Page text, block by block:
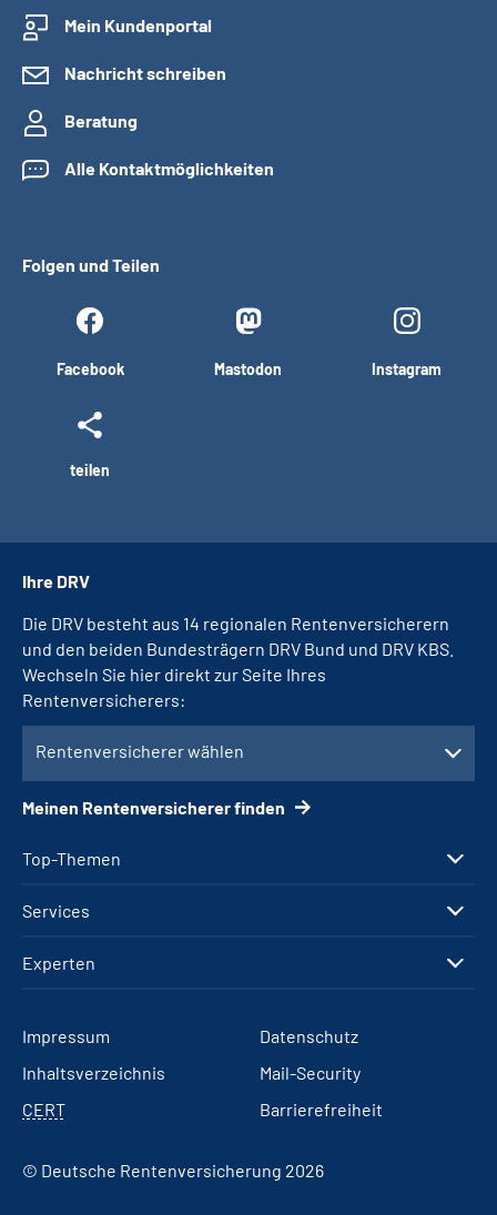
Mein Kundenportal
Nachricht schreiben
Beratung
Alle Kontaktmöglichkeiten
Folgen und Teilen
Facebook Mastodon Instagram
teilen
Top-Themen
Services
Experten
Ihre DRV
Die DRV besteht aus 14 regionalen Rentenversicherern
und den beiden Bundesträgern DRV Bund und DRV KBS.
Wechseln Sie hier direkt zur Seite Ihres
Rentenversicherers:
Rentenversicherer wählen
Meinen Rentenversicherer finden
Impressum
Datenschutz
Inhaltsverzeichnis
Mail-Security
CERT
Barrierefreiheit
© Deutsche Rentenversicherung 2026